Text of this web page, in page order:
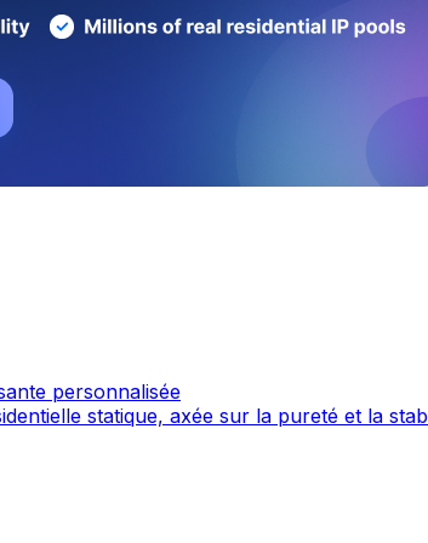
personnalisée
statique, axée sur la pureté et la